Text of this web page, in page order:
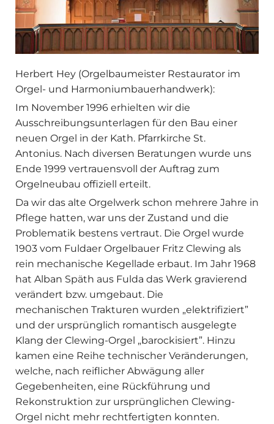
Herbert Hey (Orgelbaumeister Restaurator im
Orgel- und Harmoniumbauerhandwerk):
Im November 1996 erhielten wir die
Ausschreibungsunterlagen für den Bau einer
neuen Orgel in der Kath. Pfarrkirche St.
Antonius. Nach diversen Beratungen wurde uns
Ende 1999 vertrauensvoll der Auftrag zum
Orgelneubau offiziell erteilt.
Da wir das alte Orgelwerk schon mehrere Jahre in
Pflege hatten, war uns der Zustand und die
Problematik bestens vertraut. Die Orgel wurde
1903 vom Fuldaer Orgelbauer Fritz Clewing als
rein mechanische Kegellade erbaut. Im Jahr 1968
hat Alban Späth aus Fulda das Werk gravierend
verändert bzw. umgebaut. Die
mechanischen Trakturen wurden „elektrifiziert”
und der ursprünglich romantisch ausgelegte
Klang der Clewing-Orgel „barockisiert”. Hinzu
kamen eine Reihe technischer Veränderungen,
welche, nach reiflicher Abwägung aller
Gegebenheiten, eine Rückführung und
Rekonstruktion zur ursprünglichen Clewing-
Orgel nicht mehr rechtfertigten konnten.